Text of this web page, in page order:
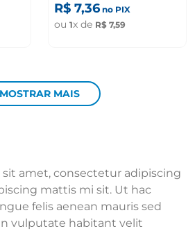
R$ 7,36 no PIX
ou 1x de R$ 7,59
MOSTRAR MAIS
amet, consectetur adipiscing
mattis mi sit. Ut hac
felis aenean mauris sed
vulputate habitant velit